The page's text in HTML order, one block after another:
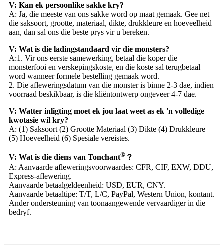
V: Kan ek persoonlike sakke kry?
A: Ja, die meeste van ons sakke word op maat gemaak. Gee net
die saksoort, grootte, materiaal, dikte, drukkleure en hoeveelheid
aan, dan sal ons die beste prys vir u bereken.
V: Wat is die ladingstandaard vir die monsters?
A:1. Vir ons eerste samewerking, betaal die koper die
monsterfooi en verskepingskoste, en die koste sal terugbetaal
word wanneer formele bestelling gemaak word.
2. Die afleweringsdatum van die monster is binne 2-3 dae, indien
voorraad beskikbaar, is die kliëntontwerp ongeveer 4-7 dae.
V: Watter inligting moet ek jou laat weet as ek 'n volledige
kwotasie wil kry?
A: (1) Saksoort (2) Grootte Materiaal (3) Dikte (4) Drukkleure
(5) Hoeveelheid (6) Spesiale vereistes.
V: Wat is die diens van Tonchant® ？
A: Aanvaarde afleweringsvoorwaardes: CFR, CIF, EXW, DDU,
Express-aflewering.
Aanvaarde betaalgeldeenheid: USD, EUR, CNY.
Aanvaarde betaaltipe: T/T, L/C, PayPal, Western Union, kontant.
Ander ondersteuning van toonaangewende vervaardiger in die
bedryf.